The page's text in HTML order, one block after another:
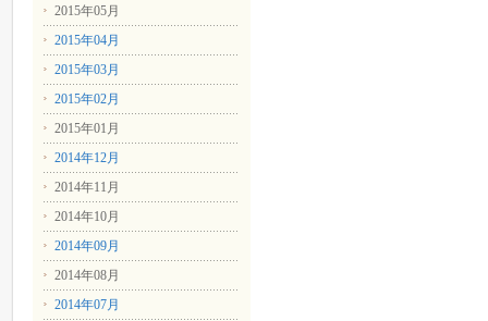
2015年05月
2015年04月
2015年03月
2015年02月
2015年01月
2014年12月
2014年11月
2014年10月
2014年09月
2014年08月
2014年07月